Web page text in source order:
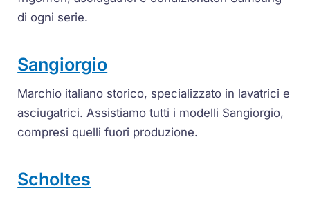
di ogni serie.
Sangiorgio
Marchio italiano storico, specializzato in lavatrici e
asciugatrici. Assistiamo tutti i modelli Sangiorgio,
compresi quelli fuori produzione.
Scholtes